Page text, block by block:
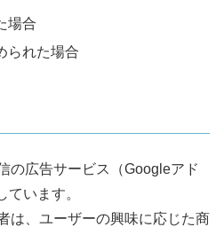
場合
られた場合
の広告サービス（Googleアド
ています。
は、ユーザーの興味に応じた商